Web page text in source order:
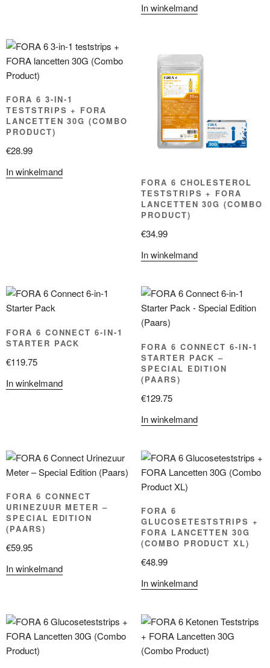
In winkelmand
FORA 6 3-IN-1
TESTSTRIPS + FORA
LANCETTEN 30G (COMBO
PRODUCT)
€28.99
In winkelmand
FORA 6 CHOLESTEROL
TESTSTRIPS + FORA
LANCETTEN 30G (COMBO
PRODUCT)
€34.99
In winkelmand
FORA 6 CONNECT 6-IN-1
STARTER PACK
€119.75
In winkelmand
FORA 6 CONNECT 6-IN-1
STARTER PACK –
SPECIAL EDITION
(PAARS)
€129.75
In winkelmand
FORA 6 CONNECT
URINEZUUR METER –
SPECIAL EDITION
(PAARS)
€59.95
In winkelmand
FORA 6
GLUCOSETESTSTRIPS +
FORA LANCETTEN 30G
(COMBO PRODUCT XL)
€48.99
In winkelmand